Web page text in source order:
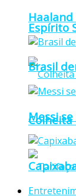
Espírito
Colheita
Brasil
Messi